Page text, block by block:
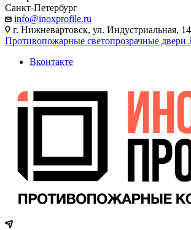
Санкт-Петербург
info@inoxprofile.ru
г. Нижневартовск, ул. Индустриальная,
Противопожарные светопрозрачные двери
Вконтакте